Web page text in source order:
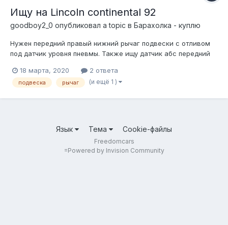
Ищу на Lincoln continental 92
goodboy2_0 опубликовал a topic в Барахолка - куплю
Нужен передний правый нижний рычаг подвески с отливом
под датчик уровня пневмы. Также ищу датчик абс передний
отличном. Может у кого найдётся.
18 марта, 2020 2 ответа
подвеска рычаг (и ещё 1 )
Язык Тема Cookie-файлы
Freedomcars
=Powered by Invision Community